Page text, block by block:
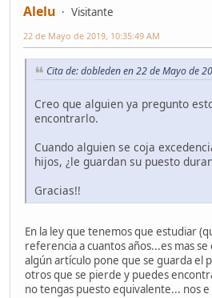
Alelu
Visitante
22 de Mayo de 2019, 10:35:49 AM
Cita de: dobleden en 22 de Mayo de
Creo que alguien ya pregunto
encontrarlo.
Cuando alguien se coja
hijos, ¿le guardan su puesto
Gracias!!
En la ley que tenemos que estudiar
referencia a cuantos años...es mas
algún artículo pone que se guarda el
otros que se pierde y puedes
no tengas puesto equivalente... nos e